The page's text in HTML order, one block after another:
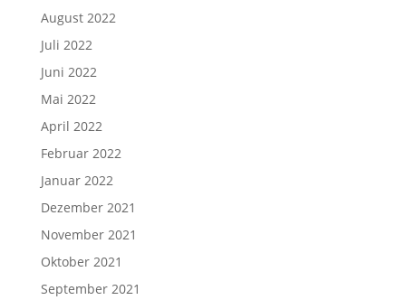
August 2022
Juli 2022
Juni 2022
Mai 2022
April 2022
Februar 2022
Januar 2022
Dezember 2021
November 2021
Oktober 2021
September 2021